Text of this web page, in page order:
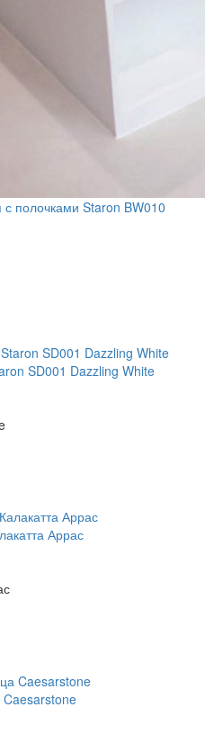
с полочками Staron BW010
SD001 Dazzling White
Аррас